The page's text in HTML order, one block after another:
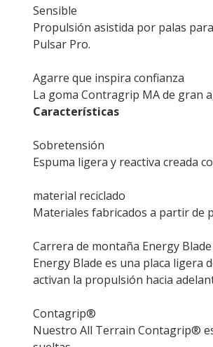
Sensible
Propulsión asistida por palas
Pulsar Pro.
Agarre que inspira confianza
La goma Contragrip MA de gran
Características
Sobretensión
Espuma ligera y reactiva creada
material reciclado
Materiales fabricados a partir de
Carrera de montaña Energy Blade
Energy Blade es una placa ligera
activan la propulsión hacia
Contagrip®
Nuestro All Terrain Contagrip®